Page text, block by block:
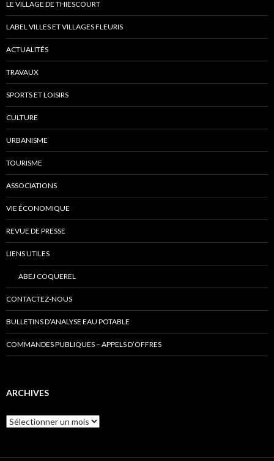
LE VILLAGE DE THIESCOURT
LABEL VILLES ET VILLAGES FLEURIS
ACTUALITÉS
TRAVAUX
SPORTS ET LOISIRS
CULTURE
URBANISME
TOURISME
ASSOCIATIONS
VIE ÉCONOMIQUE
REVUE DE PRESSE
LIENS UTILES
ABEJ COQUEREL
CONTACTEZ-NOUS
BULLETINS D’ANALYSE EAU POTABLE
COMMANDES PUBLIQUES – APPELS D’OFFRES
ARCHIVES
Archives